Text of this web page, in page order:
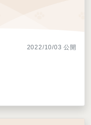
2022/10/03 公開